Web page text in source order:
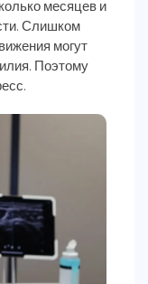
месяцев и
Слишком
могут
Поэтому